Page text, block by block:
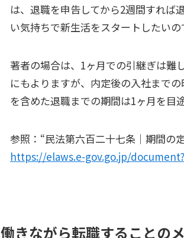
は、退職を申告してから2週間すれば
い気持ちで新生活をスタートしたい
著者の場合は、1ヶ月での引継ぎは難
にもよりますが、内定後の入社まで
を含めた退職までの期間は1ヶ月を目
参照：“民法第六百二十七条｜期間の
https://elaws.e-gov.go.jp/
働きながら転職することの